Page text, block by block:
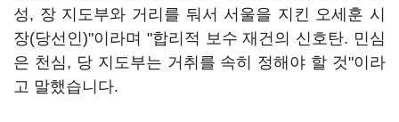
성, 장 지도부와 거리를 둬서 서울을 지킨 오세훈 시
장(당선인)"이라며 "합리적 보수 재건의 신호탄. 민심
은 천심, 당 지도부는 거취를 속히 정해야 할 것"이라
고 말했습니다.